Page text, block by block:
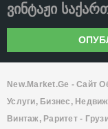
New.Market.Ge - Сайт
Услуги, Бизнес,
Винтаж, Раритет -